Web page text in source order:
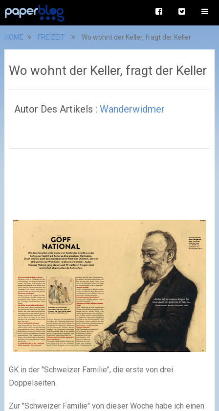
HOME FREIZEIT Wo wohnt der Keller, fragt der Keller
Wo wohnt der Keller, fragt der Keller
Autor Des Artikels : Wanderwidmer
GK in der "Schweizer Familie", die erste von drei
Doppelseiten.
Zur "Schweizer Familie" von dieser Woche habe ich einen